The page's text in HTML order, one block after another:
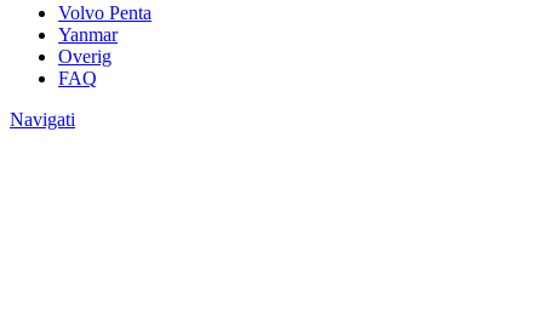
Volvo Penta
Yanmar
Overig
FAQ
Navigati